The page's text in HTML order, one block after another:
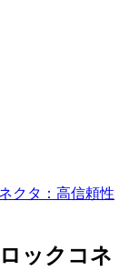
クタ：高信頼性
ックコネ